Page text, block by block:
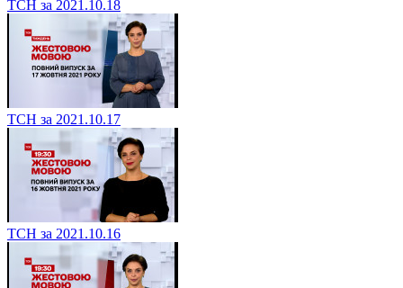
ТСН за 2021.10.18
ТСН за 2021.10.17
ТСН за 2021.10.16